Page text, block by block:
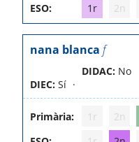
ESO:
1r 2n
nana blanca f
DIEC: Sí
DIDAC: No
Primària: 1r 2n